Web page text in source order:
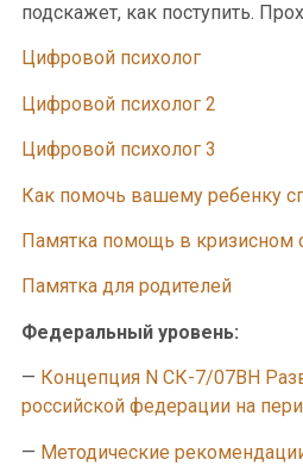
подскажет, как поступить.
Цифровой психолог
Цифровой психолог 2
Цифровой психолог 3
Как помочь вашему ребенку
Памятка помощь в кризисном
Памятка для родителей
Федеральный уровень:
— Концепция N СК-7/07ВН
российской федерации на
— Методические